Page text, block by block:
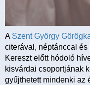
A Szent György
citerával, néptánccal
Kereszt előtt hódoló
kisvárdai csoportjának
gyűjthetett mindenki az